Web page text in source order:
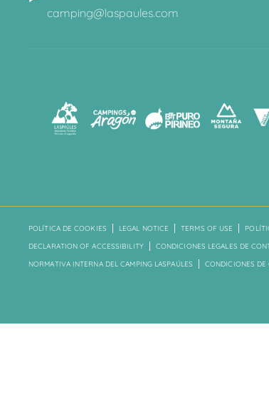
camping@laspaules.com
POLÍTICA DE COOKIES LEGAL NOTICE TERMS OF USE
DECLARATION OF ACCESSIBILITY
CONDICIONES LEGALES DE
NORMATIVA INTERNA DEL CAMPING LASPAÚLES
CONDICIONES DE